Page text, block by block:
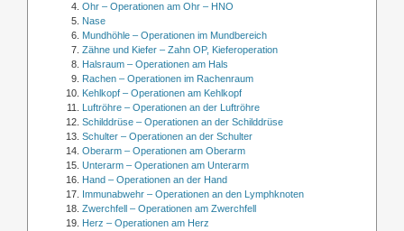
Ohr – Operationen am Ohr – HNO
Nase
Mundhöhle – Operationen im Mundbereich
Zähne und Kiefer – Zahn OP, Kieferoperation
Halsraum – Operationen am Hals
Rachen – Operationen im Rachenraum
Kehlkopf – Operationen am Kehlkopf
Luftröhre – Operationen an der Luftröhre
Schilddrüse – Operationen an der Schilddrüse
Schulter – Operationen an der Schulter
Oberarm – Operationen am Oberarm
Unterarm – Operationen am Unterarm
Hand – Operationen an der Hand
Immunabwehr – Operationen an den Lymphknoten
Zwerchfell – Operationen am Zwerchfell
Herz – Operationen am Herz